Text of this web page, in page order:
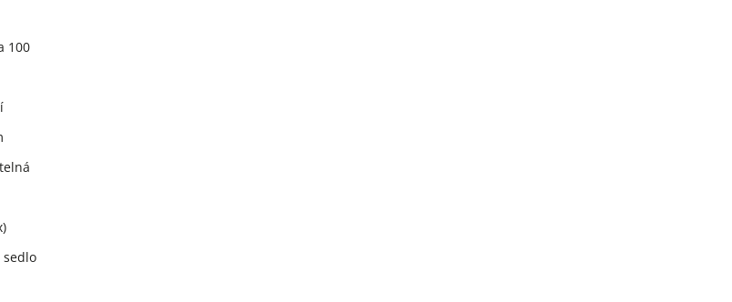
100
sedlo